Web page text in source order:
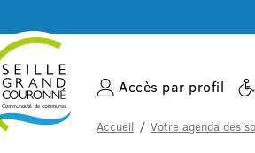
Accès par profil
Accueil Votre agenda des